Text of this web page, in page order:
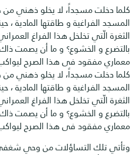
مسجداً، لا يخلو ذهني من ضجيج
و طاقتها المادية ، حينئذ
تخلخل هذا الفراغ العمراني ؟ و
الخشوع؟ و ما أن يصمت ذاك
فى هذا الصرح ليواكب روح
مسجداً، لا يخلو ذهني من ضجيج
و طاقتها المادية ، حينئذ
تخلخل هذا الفراغ العمراني ؟ و
الخشوع؟ و ما أن يصمت ذاك
فى هذا الصرح ليواكب روح
التساؤلات من وحي شغفي